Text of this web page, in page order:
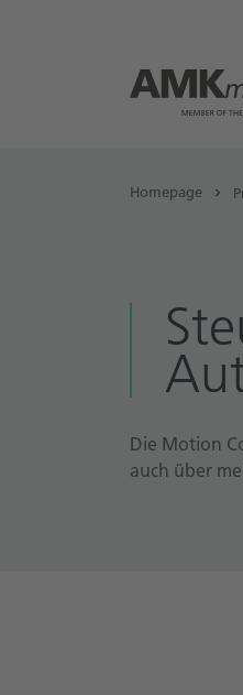
Homepage
Die Motion
auch über